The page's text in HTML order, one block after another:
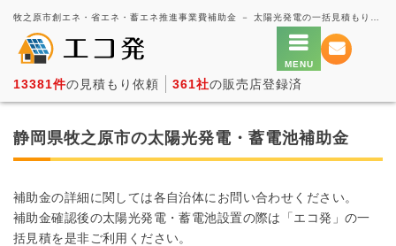
13381件の見積もり依頼 361社の販売店登録済
静岡県牧之原市の太陽光発電・蓄電池補助金
補助金の詳細に関しては各自治体にお問い合わせください。
補助金確認後の太陽光発電・蓄電池設置の際は「エコ発」の一
括見積を是非ご利用ください。